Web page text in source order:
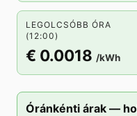
LEGOLCSÓBB ÓRA
(12:00)
€ 0.0018 /kWh
Óránkénti árak —